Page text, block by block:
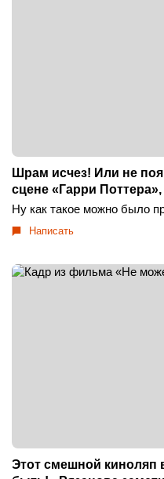
Шрам исчез! Или не
сцене «Гарри
Ну как такое можно было
Написать
Этот смешной киноляп